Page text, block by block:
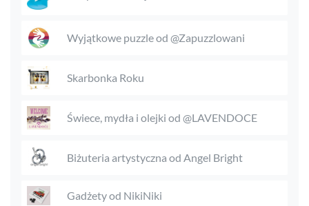
Wyjątkowe puzzle od @Zapuzzlowani
Skarbonka Roku
Świece, mydła i olejki od @LAVENDOCE
Biżuteria artystyczna od Angel Bright
Gadżety od NikiNiki